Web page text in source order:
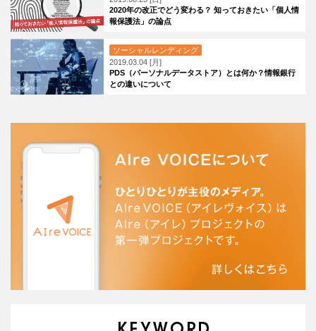
2020年の改正でどう変わる？ 知っておきたい「個人情
報保護法」の論点
ソーシャルレンディング
2019.03.04 [月]
PDS（パーソナルデータストア）とは何か？情報銀行
との違いについて